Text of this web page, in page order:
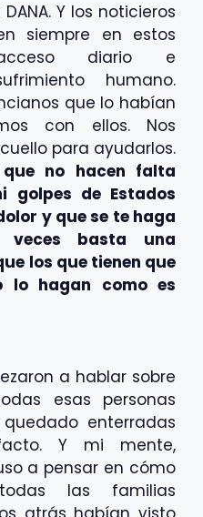
Y los noticieros
siempre en estos
diario e
humano.
que lo habían
con ellos. Nos
para ayudarlos.
no hacen falta
golpes de Estados
y que se te haga
basta una
los que tienen que
lo hagan como es
a hablar sobre
esas personas
enterradas
Y mi mente,
a pensar en cómo
las familias